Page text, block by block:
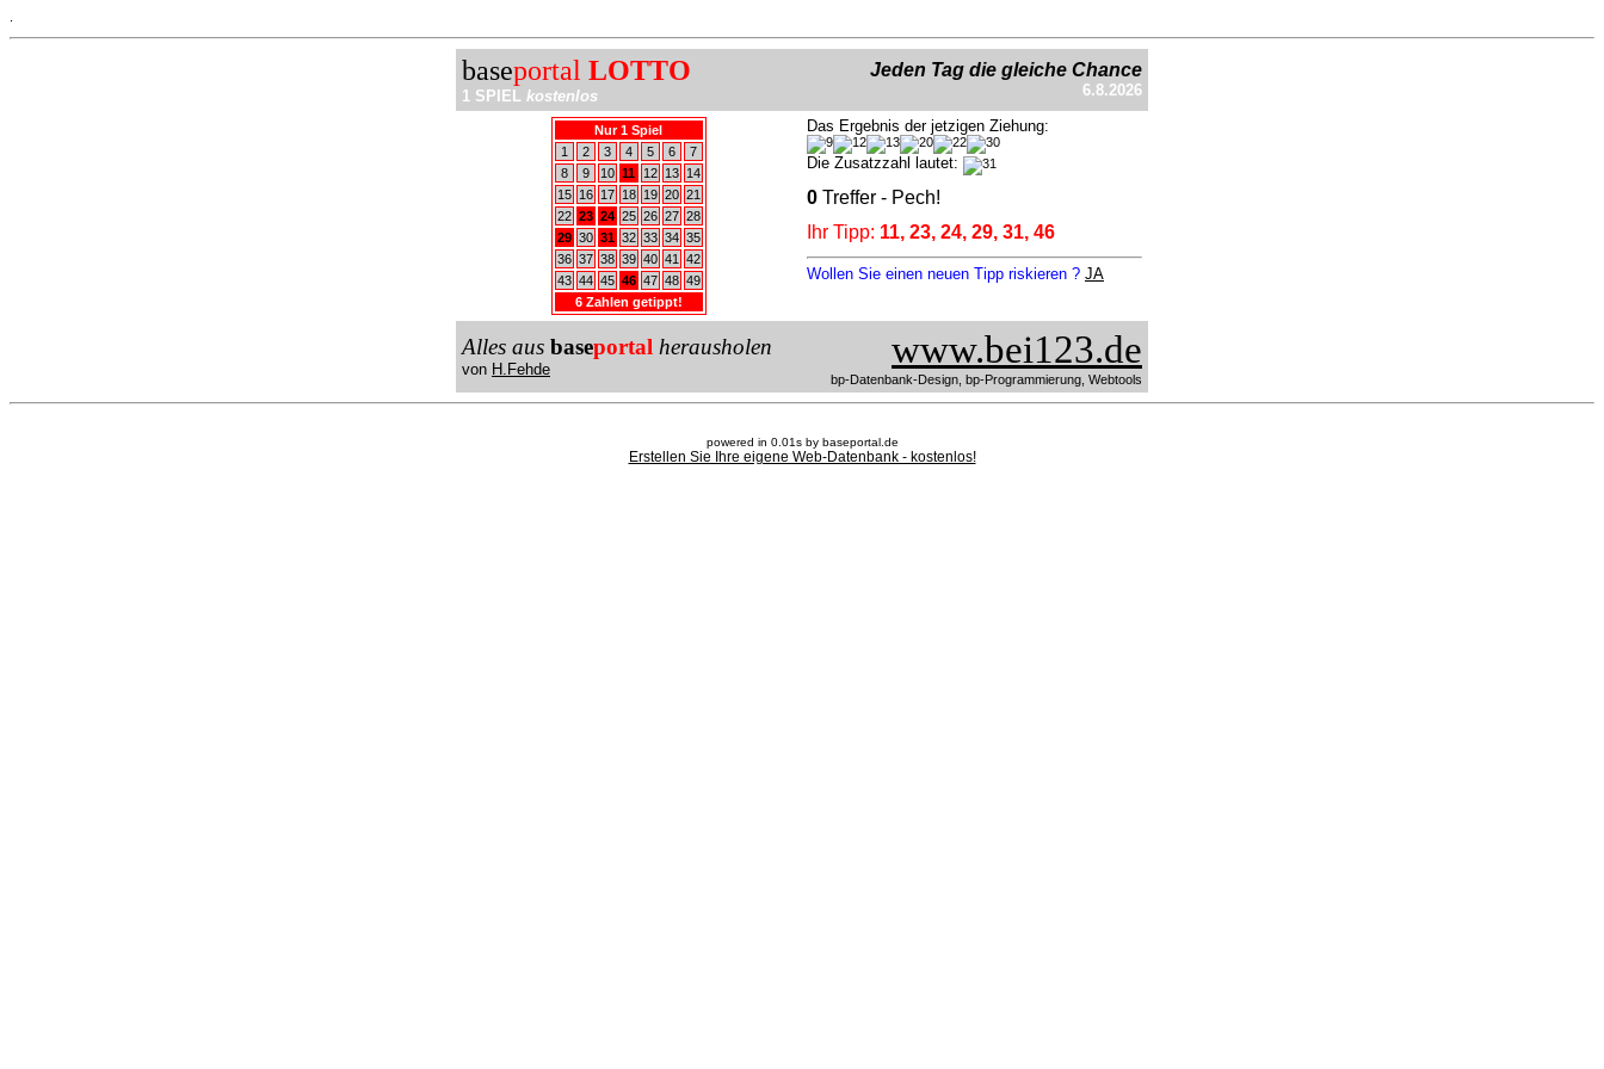
baseportal LOTTO
1 SPIEL kostenlos
Jeden Tag die gleiche Chance
6.8.2026
Nur 1 Spiel
1
2 3 4 5 6
7
8
9 10 11 12 13
14
15
16 17 18 19 20 21
22 23 24 25 26 27 28
29 30 31 32 33 34 35
36 37 38 39 40 41
42
43 44 45 46 47 48 49
6 Zahlen getippt!
Das Ergebnis der jetzigen Ziehung:
Die Zusatzzahl lautet:
0 Treffer - Pech!
Ihr Tipp: 11, 23, 24, 29, 31, 46
Wollen Sie einen neuen Tipp riskieren ? JA
Alles aus baseportal herausholen
von H.Fehde www.bei123.de
bp-Datenbank-Design, bp-Programmierung, Webtools
powered in 0.01s by baseportal.de
Erstellen Sie Ihre eigene Web-Datenbank - kostenlos!